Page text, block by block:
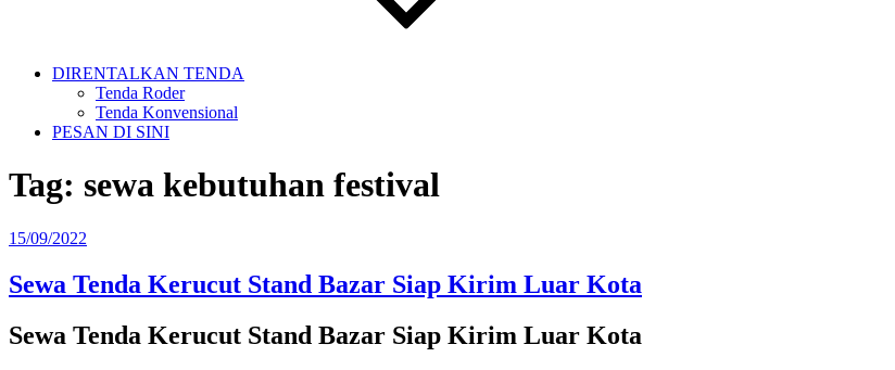
DIRENTALKAN TENDA
Tenda Roder
Tenda Konvensional
PESAN DI SINI
Tag: sewa kebutuhan festival
Diposkan
15/09/2022
Sewa Tenda Kerucut Stand Bazar Siap Kirim Luar Kota
Sewa Tenda Kerucut Stand Bazar Siap Kirim Luar Kota